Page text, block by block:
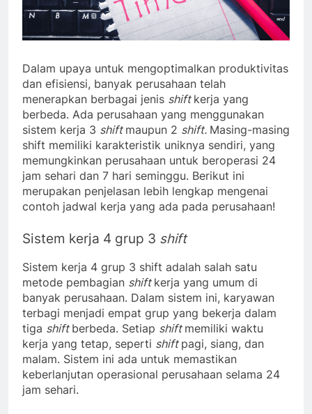
Dalam upaya untuk mengoptimalkan produktivitas
dan efisiensi, banyak perusahaan telah
menerapkan berbagai jenis shift kerja yang
berbeda. Ada perusahaan yang menggunakan
sistem kerja 3 shift maupun 2 shift. Masing-masing
shift memiliki karakteristik uniknya sendiri, yang
memungkinkan perusahaan untuk beroperasi 24
jam sehari dan 7 hari seminggu. Berikut ini
merupakan penjelasan lebih lengkap mengenai
contoh jadwal kerja yang ada pada perusahaan!
Sistem kerja 4 grup 3 shift
Sistem kerja 4 grup 3 shift adalah salah satu
metode pembagian shift kerja yang umum di
banyak perusahaan. Dalam sistem ini, karyawan
terbagi menjadi empat grup yang bekerja dalam
tiga shift berbeda. Setiap shift memiliki waktu
kerja yang tetap, seperti shift pagi, siang, dan
malam. Sistem ini ada untuk memastikan
keberlanjutan operasional perusahaan selama 24
jam sehari.